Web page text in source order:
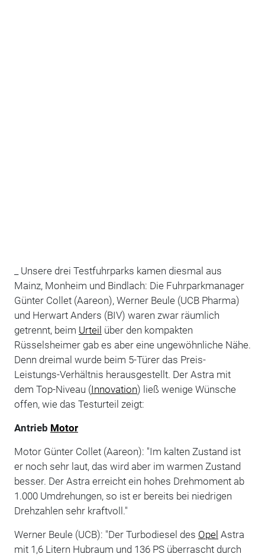
_ Unsere drei Testfuhrparks kamen diesmal aus
Mainz, Monheim und Bindlach: Die Fuhrparkmanager
Günter Collet (Aareon), Werner Beule (UCB Pharma)
und Herwart Anders (BIV) waren zwar räumlich
getrennt, beim Urteil über den kompakten
Rüsselsheimer gab es aber eine ungewöhnliche Nähe.
Denn dreimal wurde beim 5-Türer das Preis-
Leistungs-Verhältnis herausgestellt. Der Astra mit
dem Top-Niveau (Innovation) ließ wenige Wünsche
offen, wie das Testurteil zeigt:
Antrieb Motor
Motor Günter Collet (Aareon): "Im kalten Zustand ist
er noch sehr laut, das wird aber im warmen Zustand
besser. Der Astra erreicht ein hohes Drehmoment ab
1.000 Umdrehungen, so ist er bereits bei niedrigen
Drehzahlen sehr kraftvoll."
Werner Beule (UCB): "Der Turbodiesel des Opel Astra
mit 1,6 Litern Hubraum und 136 PS überrascht durch